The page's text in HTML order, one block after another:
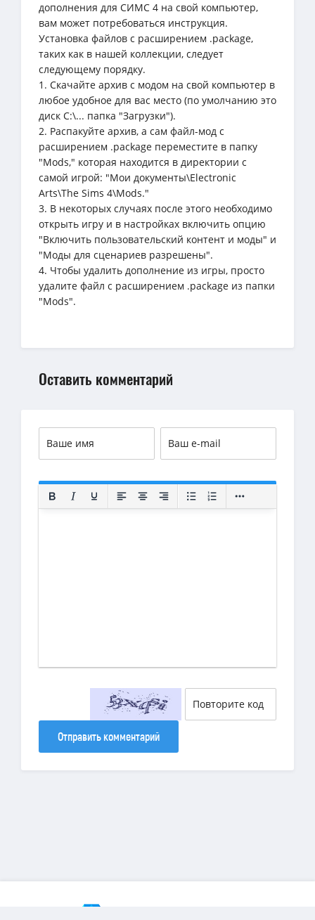
дополнения для СИМС 4 на свой компьютер,
вам может потребоваться инструкция.
Установка файлов с расширением .package,
таких как в нашей коллекции, следует
следующему порядку.
1. Скачайте архив с модом на свой компьютер в
любое удобное для вас место (по умолчанию это
диск C:\... папка "Загрузки").
2. Распакуйте архив, а сам файл-мод с
расширением .package переместите в папку
"Mods," которая находится в директории с
самой игрой: "Мои документы\Electronic
Arts\The Sims 4\Mods."
3. В некоторых случаях после этого необходимо
открыть игру и в настройках включить опцию
"Включить пользовательский контент и моды" и
"Моды для сценариев разрешены".
4. Чтобы удалить дополнение из игры, просто
удалите файл с расширением .package из папки
"Mods".
Оставить комментарий
Отправить комментарий